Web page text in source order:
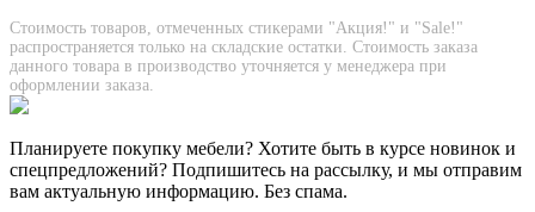
Стоимость товаров, отмеченных стикерами "Акция!" и "Sаle!"
распространяется только на складские остатки. Стоимость заказа
данного товара в производство уточняется у менеджера при
оформлении заказа.
Планируете покупку мебели? Хотите быть в курсе новинок и
спецпредложений? Подпишитесь на рассылку, и мы отправим
вам актуальную информацию. Без спама.